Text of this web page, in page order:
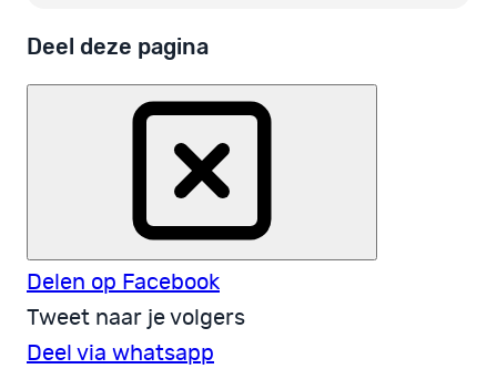
Deel deze pagina
Delen op Facebook
Tweet naar je volgers
Deel via whatsapp